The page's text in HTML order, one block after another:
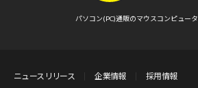
パソコン(PC)通販のマウスコンピュータ
ニュースリリース 企業情報 採用情報